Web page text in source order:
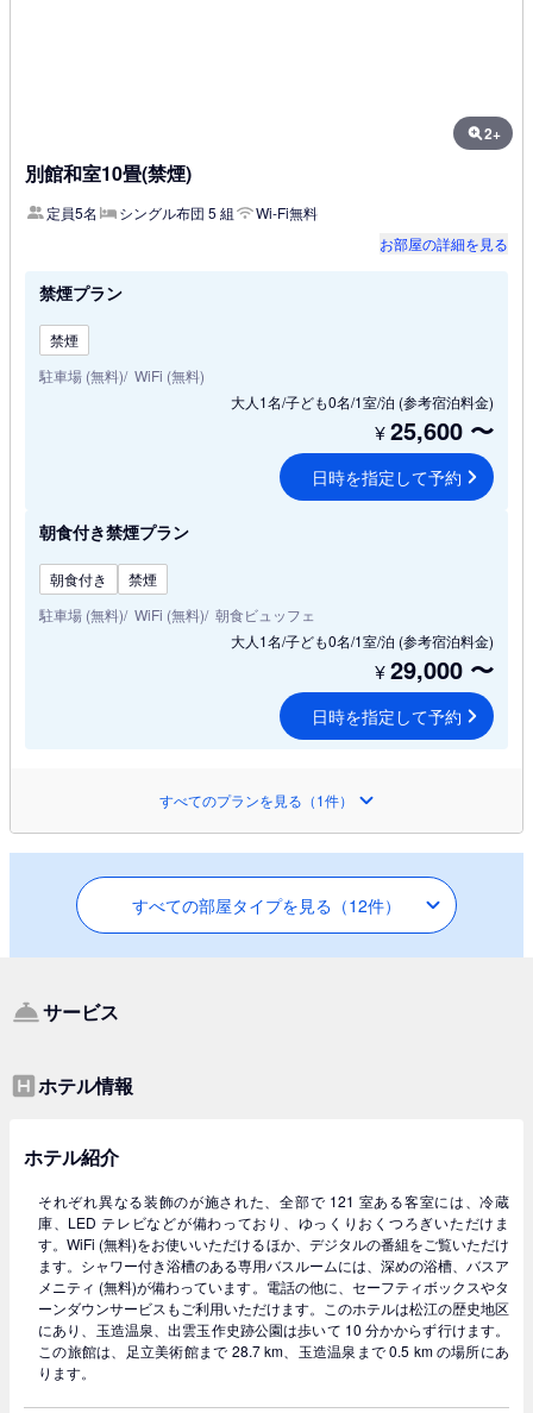
2+
別館和室10畳(禁煙)
定員5名 シングル布団 5 組
Wi-Fi無料
お部屋の詳細を見る
禁煙プラン
禁煙
駐車場 (無料) WiFi (無料)
大人1名/子ども0名/1室/泊 (参考宿泊料金)
¥25,600 〜
日時を指定して予約
朝食付き禁煙プラン
朝食付き
禁煙
駐車場 (無料) WiFi (無料) 朝食ビュッフェ
大人1名/子ども0名/1室/泊 (参考宿泊料金)
¥29,000 〜
日時を指定して予約
すべてのプランを見る（1件）
すべての部屋タイプを見る（12件）
サービス
ホテル情報
ホテル紹介
それぞれ異なる装飾のが施された、全部で 121 室ある客室には、冷蔵
庫、LED テレビなどが備わっており、ゆっくりおくつろぎいただけま
す。WiFi (無料)をお使いいただけるほか、デジタルの番組をご覧いただけ
ます。シャワー付き浴槽のある専用バスルームには、深めの浴槽、バスア
メニティ (無料)が備わっています。電話の他に、セーフティボックスやタ
ーンダウンサービスもご利用いただけます。このホテルは松江の歴史地区
にあり、玉造温泉、出雲玉作史跡公園は歩いて 10 分かからず行けます。
この旅館は、足立美術館まで 28.7 km、玉造温泉まで 0.5 km の場所にあ
ります。